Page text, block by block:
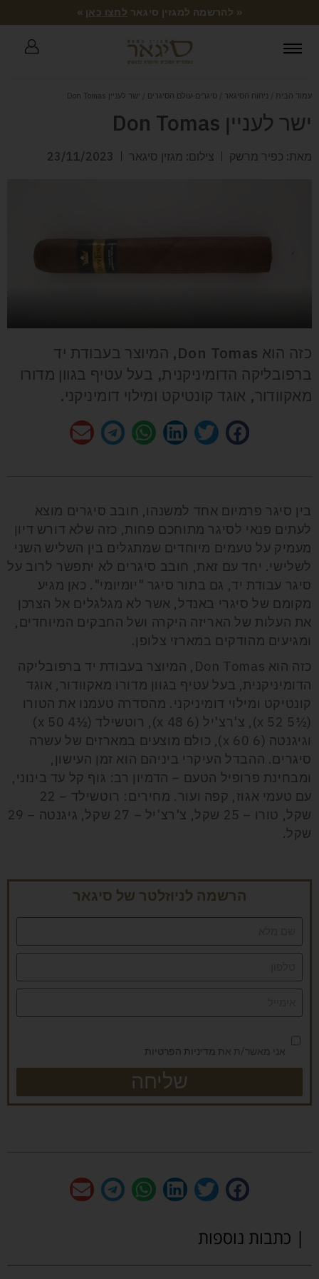
« להרשמה למגזין סיגאר לחצו כאן »
עמוד הבית / ניחוח הסיגאר / סיגרים-עולם הסיגרים / ישר לעניין Don Tomas
ישר לעניין Don Tomas
מאת: כפיר מרשק צילום: מגזין סיגאר 23/11/2023
כזה הוא Don Tomas, המיוצר בעבודת יד
ברפובליקה הדומיניקנית, בעל עטיף בגוון מדורו
מאקוודור, אוגד קונטיקט ומילוי דומיניקני.
בין סיגר פרמיום אחד למשנהו, חובב סיגרים מוצא
לעתים פנאי לסיגר מתוחכם פחות, כזה שלא דורש דיון
מעמיק על טעמים מיוחדים שמתגלים בין השליש השני
לשלישי. יחד עם זאת, חובב סיגרים לא יתפשר לרוב על
סיגר עבודת יד, גם בתור סיגר "יומיומי". כאן מגיע
מקומם של סיגרי באנדל, אשר לא מגלגלים אל הצרכן
את העלות של האריזה היקרה ושל החבקים המיוחדים,
ומגיעים מהודקים במארזי צלופן.
כזה הוא Don Tomas, המיוצר בעבודת יד ברפובליקה
הדומיניקנית, בעל עטיף בגוון מדורו מאקוודור, אוגד
קונטיקט ומילוי דומיניקני. מהסדרה טעמנו את הטורו
(½5 x 52), צ'רצ'יל (6 x 48), רוטשילד (½4 x 50)
וגיגנטה (6 x 60), כולם מוצעים במארזים של עשרה
סיגרים. ההבדל העיקרי ביניהם הוא זמן העישון,
ומבחינת פרופיל הטעם – הדמיון רב: גוף קל עד בינוני,
עם טעמי אגוז, קפה ועור. מחירים: רוטשילד – 22
שקל, טורו – 25 שקל, צ'רצ'יל – 27 שקל, גיגנטה – 29
שקל.
הרשמה לניוזלטר של סיגאר
אני מאשר/ת את מדיניות הפרטיות
שליחה
| כתבות נוספות